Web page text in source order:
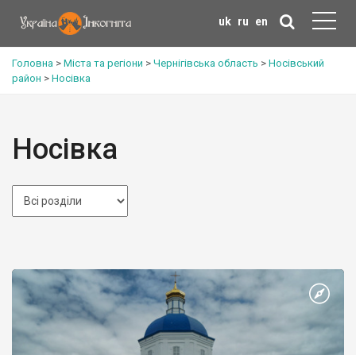
uk ru en
Головна > Міста та регіони > Чернігівська область > Носівський
район > Носівка
Носівка